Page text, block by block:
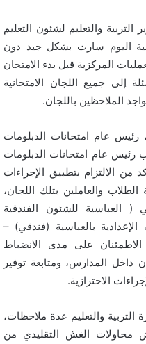
والتعليم لشئون التعليم
اليوم سارت بشكل جيد دون
المركزية قبل بدء الامتحان
إلى جميع اللجان الامتحانية
الملاحظين باللجان.
عام امتحانات الدبلومات
رئيس عام امتحانات الدبلومات
من الالتزام بتطبيق الإجراءات
والعاملين بتلك اللجان،
العباسية للشئون الفندقية
بالعباسية (فندقي) –
الاطمئنان على مدى الانضباط
داخل المدارس، ومتابعة توفير
الاحترازية.
التربية والتعليم عدة ملاحظات،
محاولات الغش التقليدي من